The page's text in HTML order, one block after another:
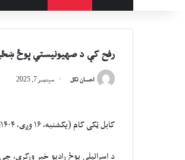
رفح کې د صهیونیستي پوځ
احسان تکل سپتمبر 7, 2025
کابل ټکی کام (یکشنبه، ۱۶ وږی، ۱۴۰۴ل)
د اسرائیلي پوځ رادیو خبر